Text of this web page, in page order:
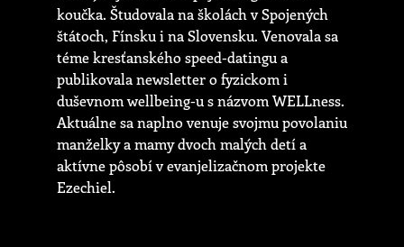
koučka. Študovala na školách v Spojených
štátoch, Fínsku i na Slovensku. Venovala sa
téme kresťanského speed-datingu a
publikovala newsletter o fyzickom i
duševnom wellbeing-u s názvom WELLness.
Aktuálne sa naplno venuje svojmu povolaniu
manželky a mamy dvoch malých detí a
aktívne pôsobí v evanjelizačnom projekte
Ezechiel.